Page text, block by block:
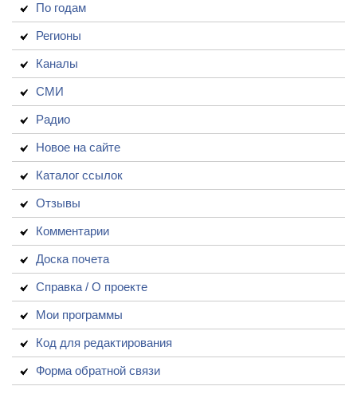
По годам
Регионы
Каналы
СМИ
Радио
Новое на сайте
Каталог ссылок
Отзывы
Комментарии
Доска почета
Справка / О проекте
Мои программы
Код для редактирования
Форма обратной связи